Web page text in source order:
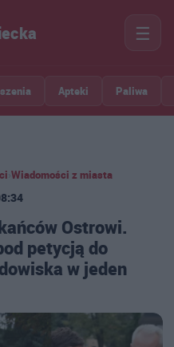
☰
Apteki Paliwa
Wiadomości z miasta
Ostrowi.
petycją do
w jeden